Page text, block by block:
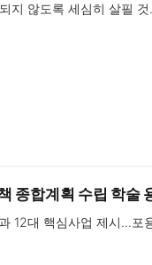
지 않도록 세심히 살필 것.
종합계획 수립 학술
12대 핵심사업 제시…포